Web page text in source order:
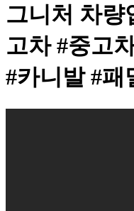
그니처 차량
고차 #중고
#카니발 #패